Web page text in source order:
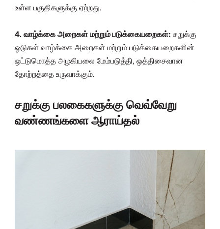
உள்ள பகுதிகளுக்கு ஏற்றது.
4. வாழ்க்கை அறைகள் மற்றும் படுக்கையறைகள்: சறுக்கு
ஓடுகள் வாழ்க்கை அறைகள் மற்றும் படுக்கையறைகளின்
ஒட்டுமொத்த அழகியலை மேம்படுத்தி, ஒத்திசைவான
தோற்றத்தை உருவாக்கும்.
சறுக்கு பலகைகளுக்கு வெவ்வேறு
வண்ணங்களை ஆராய்தல்